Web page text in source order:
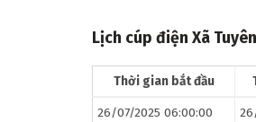
Lịch cúp điện Xã
Thời gian bắt đầu
26/07/2025 06:00:00